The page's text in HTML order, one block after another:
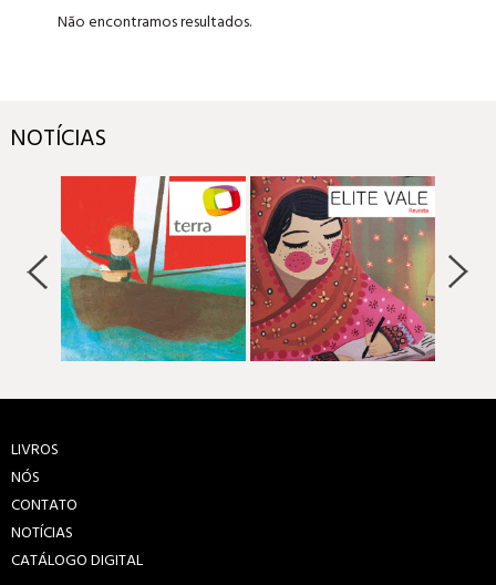
Não encontramos resultados.
NOTÍCIAS
LIVROS
NÓS
CONTATO
NOTÍCIAS
CATÁLOGO DIGITAL